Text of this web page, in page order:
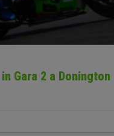
Gara 2 a Donington